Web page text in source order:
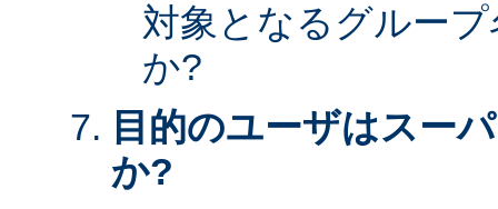
対象となるグルー
か?
目的のユーザはスー
か?